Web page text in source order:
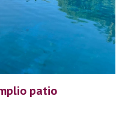
patio